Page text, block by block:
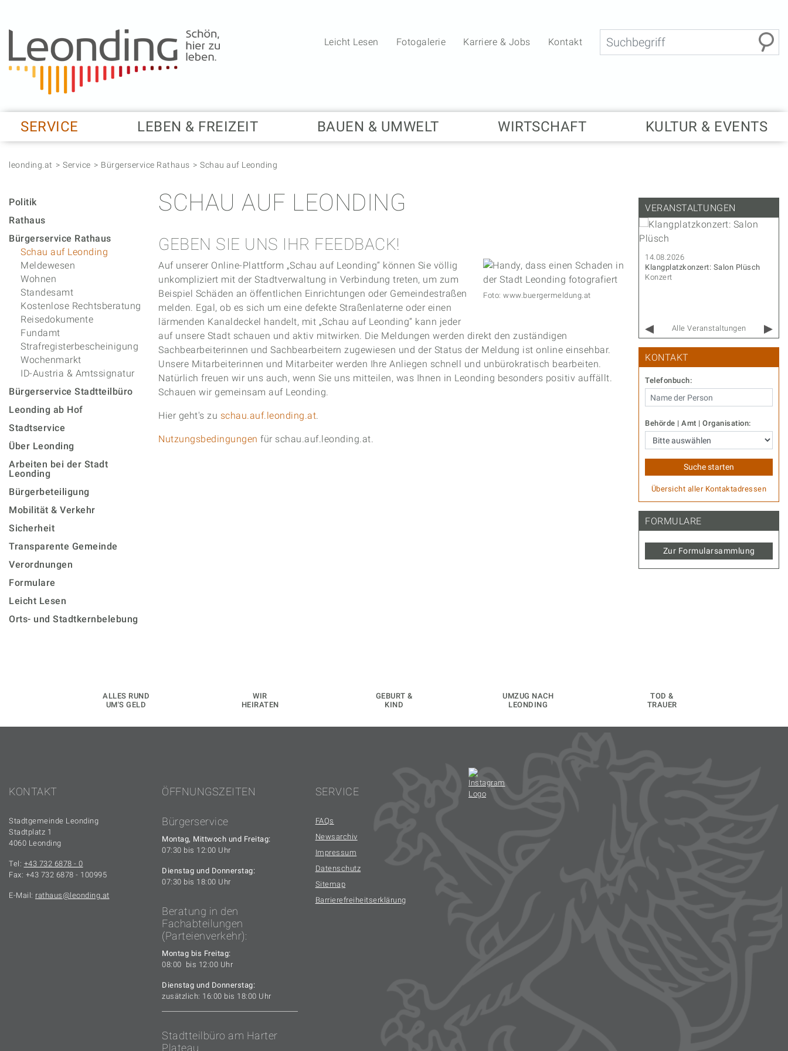
Suche
Leicht Lesen Fotogalerie Karriere & Jobs Kontakt
SERVICE LEBEN & FREIZEIT BAUEN & UMWELT WIRTSCHAFT KULTUR & EVENTS
leonding.at Service Bürgerservice Rathaus Schau auf Leonding
Politik
Rathaus
Bürgerservice Rathaus
Schau auf Leonding
Meldewesen
Wohnen
Standesamt
Kostenlose Rechtsberatung
Reisedokumente
Fundamt
Strafregisterbescheinigung
Wochenmarkt
ID-Austria & Amtssignatur
Bürgerservice Stadtteilbüro
Leonding ab Hof
Stadtservice
Über Leonding
Arbeiten bei der Stadt
Leonding
Bürgerbeteiligung
Mobilität & Verkehr
Sicherheit
Transparente Gemeinde
Verordnungen
Formulare
Leicht Lesen
Orts- und Stadtkernbelebung
SCHAU AUF LEONDING
GEBEN SIE UNS IHR FEEDBACK!
Foto: www.buergermeldung.at
Auf unserer Online-Plattform „Schau auf Leonding“ können Sie völlig
unkompliziert mit der Stadtverwaltung in Verbindung treten, um zum
Beispiel Schäden an öffentlichen Einrichtungen oder Gemeindestraßen
melden. Egal, ob es sich um eine defekte Straßenlaterne oder einen
lärmenden Kanaldeckel handelt, mit „Schau auf Leonding“ kann jeder
auf unsere Stadt schauen und aktiv mitwirken. Die Meldungen werden direkt den zuständigen
Sachbearbeiterinnen und Sachbearbeitern zugewiesen und der Status der Meldung ist online einsehbar.
Unsere Mitarbeiterinnen und Mitarbeiter werden Ihre Anliegen schnell und unbürokratisch bearbeiten.
Natürlich freuen wir uns auch, wenn Sie uns mitteilen, was Ihnen in Leonding besonders positiv auffällt.
Schauen wir gemeinsam auf Leonding.
Hier geht's zu schau.auf.leonding.at.
Nutzungsbedingungen für schau.auf.leonding.at.
VERANSTALTUNGEN
Viktor Gernot – Songs & Stories
Konzert
14.08.2026
Klangplatzkonzert: Salon Plüsch
Konzert
Alle Veranstaltungen
KONTAKT
Telefonbuch:
Behörde | Amt | Organisation:
Übersicht aller Kontaktadressen
FORMULARE
Zur Formularsammlung
ALLES RUND
UM'S GELD
WIR
HEIRATEN
GEBURT &
KIND
UMZUG NACH
LEONDING
TOD &
TRAUER
KONTAKT
Stadtgemeinde Leonding
Stadtplatz 1
4060 Leonding
Tel: +43 732 6878 - 0
Fax: +43 732 6878 - 100995
E-Mail: rathaus leonding.at
ÖFFNUNGSZEITEN
Bürgerservice
Montag, Mittwoch und Freitag:
07:30 bis 12:00 Uhr
Dienstag und Donnerstag:
07:30 bis 18:00 Uhr
Beratung in den
Fachabteilungen
(Parteienverkehr):
Montag bis Freitag:
08:00 bis 12:00 Uhr
Dienstag und Donnerstag:
zusätzlich: 16:00 bis 18:00 Uhr
Stadtteilbüro am Harter
Plateau
SERVICE
FAQs
Newsarchiv
Impressum
Datenschutz
Sitemap
Barrierefreiheitserklärung